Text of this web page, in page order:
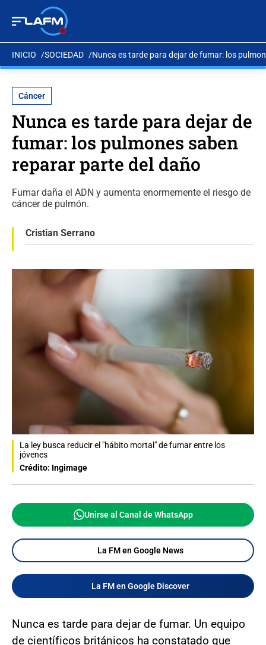
INICIO SOCIEDAD Nunca es tarde para dejar de fumar: los
Cáncer
Nunca es tarde para dejar de
fumar: los pulmones saben
reparar parte del daño
Fumar daña el ADN y aumenta enormemente el riesgo de
cáncer de pulmón.
Cristian Serrano
La ley busca reducir el "hábito mortal" de fumar entre los
jóvenes
Crédito: Ingimage
Unirse al Canal de WhatsApp
La FM en Google News
La FM en Google Discover
Nunca es tarde para dejar de fumar. Un equipo
de científicos británicos ha constatado que